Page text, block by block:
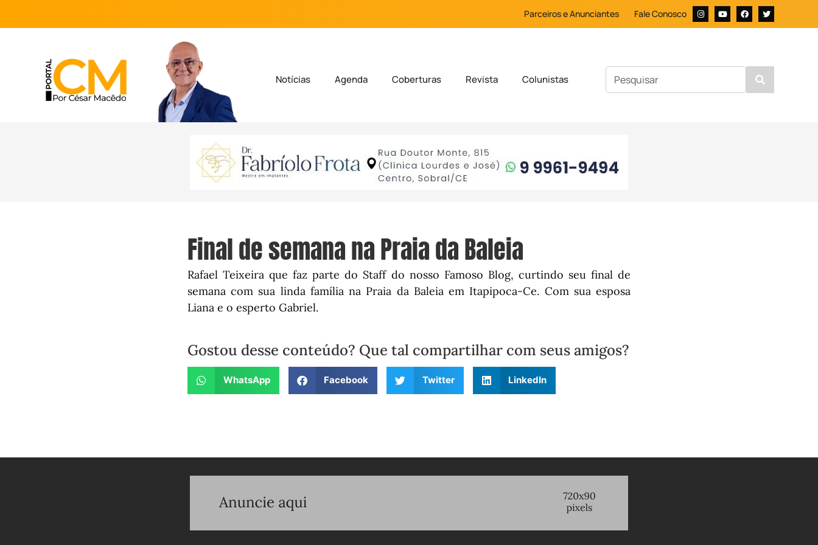
Parceiros e Anunciantes Fale Conosco
Notícias Agenda Coberturas Revista Colunistas
Final de semana na Praia da Baleia
Rafael Teixeira que faz parte do Staff do nosso Famoso Blog, curtindo seu final de
semana com sua linda família na Praia da Baleia em Itapipoca-Ce. Com sua esposa
Liana e o esperto Gabriel.
Gostou desse conteúdo? Que tal compartilhar com seus amigos?
WhatsApp Facebook Twitter LinkedIn